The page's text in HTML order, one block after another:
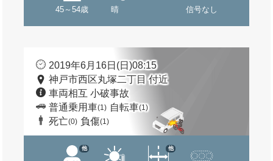
45～54歳 晴 信号なし
2019年6月16日(日)08:15
神戸市西区丸塚二丁目 付近
車両相互 小破事故
普通乗用車(1) 自転車(1)
死亡(0) 負傷(1)
他 他